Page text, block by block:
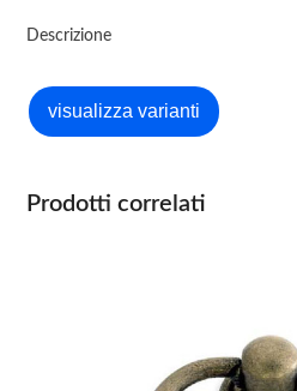
Descrizione
Prodotti correlati